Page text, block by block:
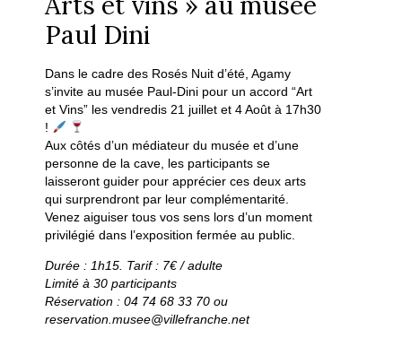
Paul Dini
Dans le cadre des Rosés Nuit d’été, Agamy
s’invite au musée Paul-Dini pour un accord “Art
et Vins” les vendredis 21 juillet et 4 Août à 17h30
!
Aux côtés d’un médiateur du musée et d’une
personne de la cave, les participants se
laisseront guider pour apprécier ces deux arts
qui surprendront par leur complémentarité.
Venez aiguiser tous vos sens lors d’un moment
privilégié dans l’exposition fermée au public.
Durée : 1h15. Tarif : 7€ / adulte
Limité à 30 participants
Réservation : 04 74 68 33 70 ou
reservation.musee@villefranche.net